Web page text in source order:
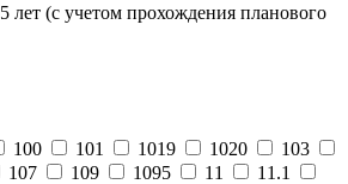
5 лет (с учетом прохождения планового
100 101 1019 1020
103
107 109 1095 11
11.1